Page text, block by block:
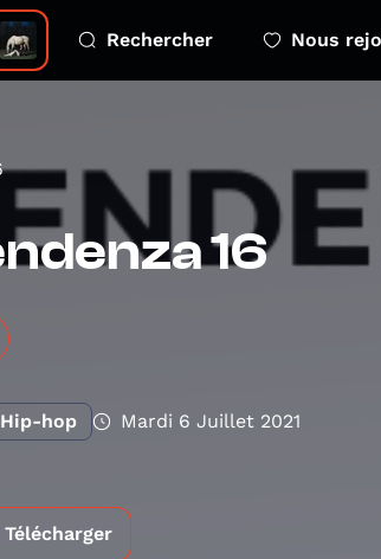
Rechercher Nous
16
Hip-hop Mardi 6 Juillet 2021
Télécharger